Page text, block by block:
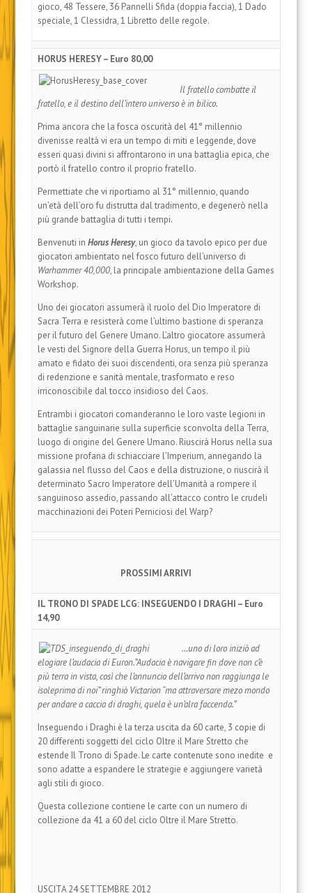
gioco, 48 Tessere, 36 Pannelli Sfida (doppia faccia), 1 Dado
speciale, 1 Clessidra, 1 Libretto delle regole.
HORUS HERESY – Euro 80,00
Il fratello combatte il
fratello, e il destino dell’intero universo è in bilico.
Prima ancora che la fosca oscurità del 41° millennio
divenisse realtà vi era un tempo di miti e leggende, dove
esseri quasi divini si affrontarono in una battaglia epica, che
portò il fratello contro il proprio fratello.
Permettiate che vi riportiamo al 31° millennio, quando
un’età dell’oro fu distrutta dal tradimento, e degenerò nella
più grande battaglia di tutti i tempi.
Benvenuti in Horus Heresy, un gioco da tavolo epico per due
giocatori ambientato nel fosco futuro dell’universo di
Warhammer 40,000, la principale ambientazione della Games
Workshop.
Uno dei giocatori assumerà il ruolo del Dio Imperatore di
Sacra Terra e resisterà come l’ultimo bastione di speranza
per il futuro del Genere Umano. L’altro giocatore assumerà
le vesti del Signore della Guerra Horus, un tempo il più
amato e fidato dei suoi discendenti, ora senza più speranza
di redenzione e sanità mentale, trasformato e reso
irriconoscibile dal tocco insidioso del Caos.
Entrambi i giocatori comanderanno le loro vaste legioni in
battaglie sanguinarie sulla superficie sconvolta della Terra,
luogo di origine del Genere Umano. Riuscirà Horus nella sua
missione profana di schiacciare l’Imperium, annegando la
galassia nel flusso del Caos e della distruzione, o riuscirà il
determinato Sacro Imperatore dell’Umanità a rompere il
sanguinoso assedio, passando all’attacco contro le crudeli
macchinazioni dei Poteri Perniciosi del Warp?
PROSSIMI ARRIVI
IL TRONO DI SPADE LCG: INSEGUENDO I DRAGHI – Euro
14,90
…uno di loro iniziò ad
elogiare l’audacia di Euron.”Audacia è navigare fin dove non c’è
più terra in vista, così che l’annuncio dell’arrivo non raggiunga le
isoleprima di noi” ringhiò Victarion “ma attraversare mezo mondo
per andare a caccia di draghi, quela è un’alra faccenda.”
Inseguendo i Draghi è la terza uscita da 60 carte, 3 copie di
20 differenti soggetti del ciclo Oltre il Mare Stretto che
estende Il Trono di Spade. Le carte contenute sono inedite e
sono adatte a espandere le strategie e aggiungere varietà
agli stili di gioco.
Questa collezione contiene le carte con un numero di
collezione da 41 a 60 del ciclo Oltre il Mare Stretto.
USCITA 24 SETTEMBRE 2012